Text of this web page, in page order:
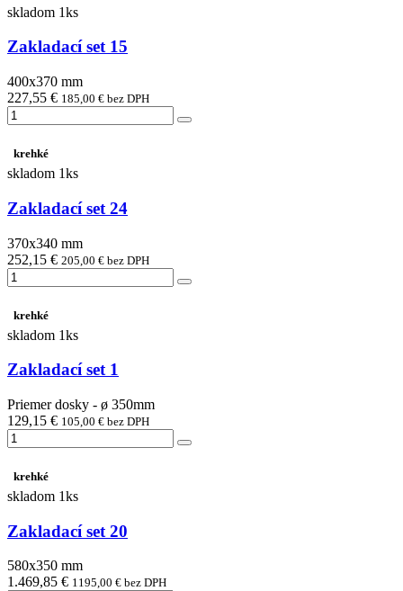
skladom 1ks
Zakladací set 15
400x370 mm
227,55 € 185,00 € bez DPH
krehké
skladom 1ks
Zakladací set 24
370x340 mm
252,15 € 205,00 € bez DPH
krehké
skladom 1ks
Zakladací set 1
Priemer dosky - ø 350mm
129,15 € 105,00 € bez DPH
krehké
skladom 1ks
Zakladací set 20
580x350 mm
1.469,85 € 1195,00 € bez DPH